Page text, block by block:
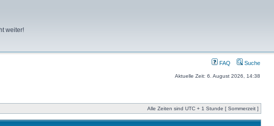
weiter!
FAQ Suche
Aktuelle Zeit: 6. August 2026, 14:38
Alle Zeiten sind UTC + 1 Stunde [ Sommerzeit ]